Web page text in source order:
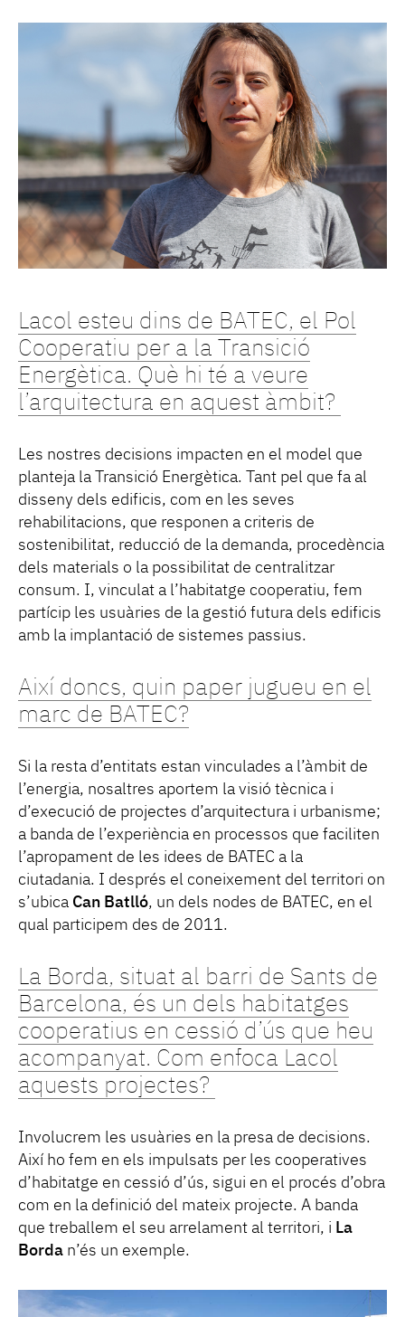
Lacol esteu dins de BATEC, el Pol
Cooperatiu per a la Transició
Energètica. Què hi té a veure
l’arquitectura en aquest àmbit?
Les nostres decisions impacten en el model que
planteja la Transició Energètica. Tant pel que fa al
disseny dels edificis, com en les seves
rehabilitacions, que responen a criteris de
sostenibilitat, reducció de la demanda, procedència
dels materials o la possibilitat de centralitzar
consum. I, vinculat a l’habitatge cooperatiu, fem
partícip les usuàries de la gestió futura dels edificis
amb la implantació de sistemes passius.
Així doncs, quin paper jugueu en el
marc de BATEC?
Si la resta d’entitats estan vinculades a l’àmbit de
l’energia, nosaltres aportem la visió tècnica i
d’execució de projectes d’arquitectura i urbanisme;
a banda de l’experiència en processos que faciliten
l’apropament de les idees de BATEC a la
ciutadania. I després el coneixement del territori on
s’ubica Can Batlló, un dels nodes de BATEC, en el
qual participem des de 2011.
La Borda, situat al barri de Sants de
Barcelona, és un dels habitatges
cooperatius en cessió d’ús que heu
acompanyat. Com enfoca Lacol
aquests projectes?
Involucrem les usuàries en la presa de decisions.
Així ho fem en els impulsats per les cooperatives
d’habitatge en cessió d’ús, sigui en el procés d’obra
com en la definició del mateix projecte. A banda
que treballem el seu arrelament al territori, i La
Borda n’és un exemple.